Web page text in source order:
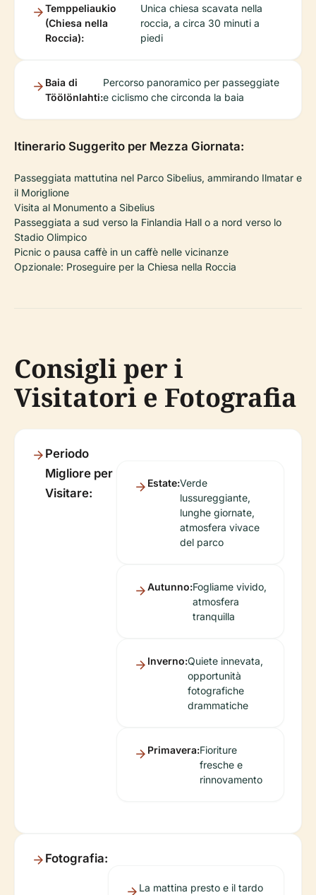
Temppeliaukio
(Chiesa nella
Roccia):
Unica chiesa scavata nella
roccia, a circa 30 minuti a
piedi
Baia di
Töölönlahti:
Percorso panoramico per passeggiate
e ciclismo che circonda la baia
Itinerario Suggerito per Mezza Giornata:
Passeggiata mattutina nel Parco Sibelius, ammirando Ilmatar e
il Moriglione
Visita al Monumento a Sibelius
Passeggiata a sud verso la Finlandia Hall o a nord verso lo
Stadio Olimpico
Picnic o pausa caffè in un caffè nelle vicinanze
Opzionale: Proseguire per la Chiesa nella Roccia
Consigli per i
Visitatori e Fotografia
Periodo
Migliore per
Visitare:
Estate:Verde
lussureggiante,
lunghe giornate,
atmosfera vivace
del parco
Autunno:Fogliame vivido,
atmosfera
tranquilla
Inverno:Quiete innevata,
opportunità
fotografiche
drammatiche
Primavera:Fioriture
fresche e
rinnovamento
Fotografia:
La mattina presto e il tardo